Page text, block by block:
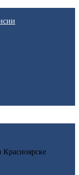
Красноярске